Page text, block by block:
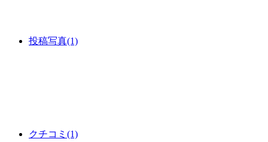
投稿写真(1)
クチコミ (1)